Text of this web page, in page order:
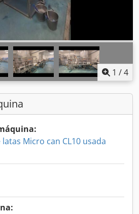
1 /4
Micro can CL10 usada